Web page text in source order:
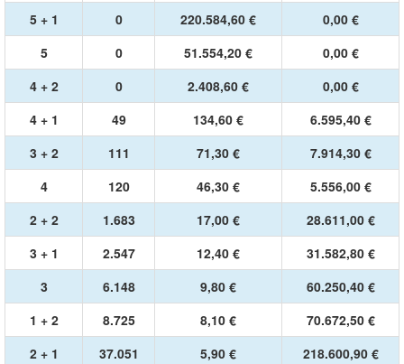
5 + 1
0 220.584,60 €
0,00 €
5
0 51.554,20 €
0,00 €
4 + 2
0 2.408,60 €
0,00 €
4 + 1
49 134,60 €
6.595,40 €
3 + 2
111 71,30 €
7.914,30 €
4
120 46,30 €
5.556,00 €
2 + 2
1.683 17,00 €
28.611,00 €
3 + 1
2.547 12,40 €
31.582,80 €
3
6.148 9,80 €
60.250,40 €
1 + 2
8.725 8,10 €
70.672,50 €
2 + 1
37.051 5,90 €
218.600,90 €